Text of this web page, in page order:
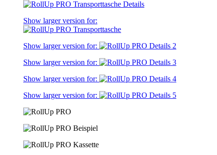
Show larger version for:
Show larger version for:
Show larger version for:
Show larger version for:
Show larger version for: